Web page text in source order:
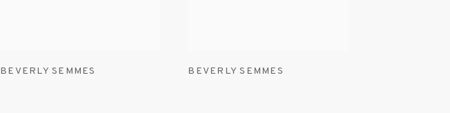
BEVERLY SEMMES BEVERLY SEMMES